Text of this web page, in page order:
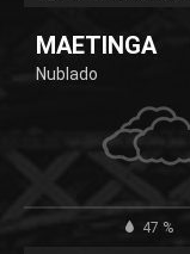
MAETINGA
Nublado
47 %